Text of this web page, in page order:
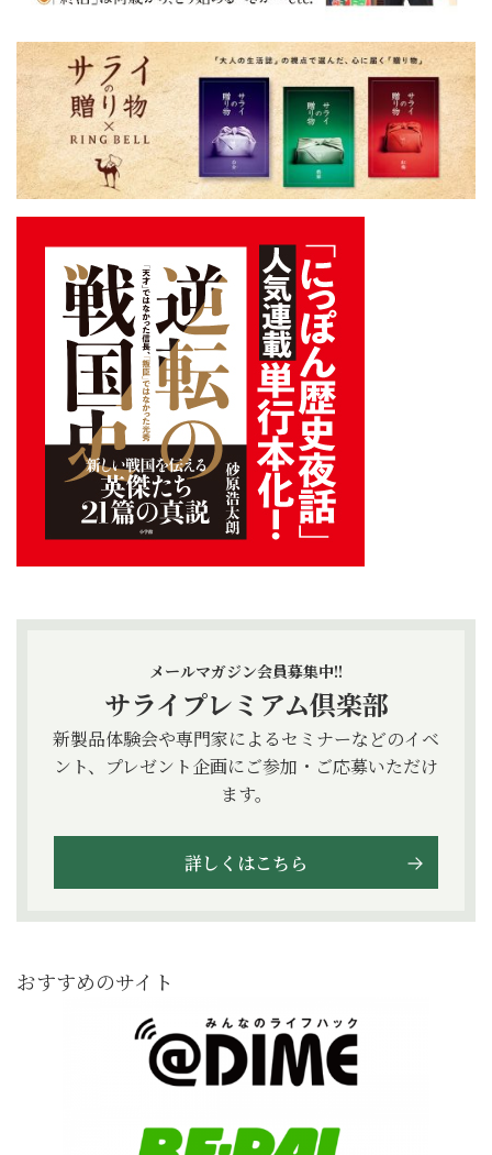
メールマガジン会員募集中!!
サライプレミアム倶楽部
新製品体験会や専門家によるセミナーなどのイベ
ント、プレゼント企画にご参加・ご応募いただけ
ます。
詳しくはこちら
おすすめのサイト